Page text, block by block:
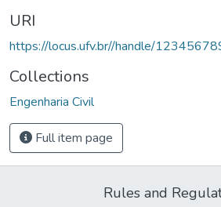
URI
https://locus.ufv.br//handle/
Collections
Engenharia Civil
Full item page
Rules and